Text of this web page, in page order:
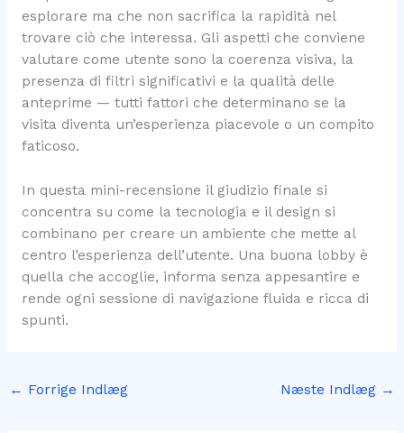
esplorare ma che non sacrifica la rapidità nel
trovare ciò che interessa. Gli aspetti che conviene
valutare come utente sono la coerenza visiva, la
presenza di filtri significativi e la qualità delle
anteprime — tutti fattori che determinano se la
visita diventa un’esperienza piacevole o un compito
faticoso.
In questa mini-recensione il giudizio finale si
concentra su come la tecnologia e il design si
combinano per creare un ambiente che mette al
centro l’esperienza dell’utente. Una buona lobby è
quella che accoglie, informa senza appesantire e
rende ogni sessione di navigazione fluida e ricca di
spunti.
← Forrige Indlæg Næste Indlæg →